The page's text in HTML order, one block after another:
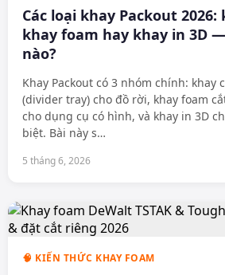
Các loại khay Packout 2026:
khay foam hay khay in 3D
nào?
Khay Packout có 3 nhóm chính: khay
(divider tray) cho đồ rời, khay foam
cho dụng cụ có hình, và khay in 3D
biệt. Bài này s…
5 tháng 6, 2026
🧠 KIẾN THỨC KHAY FOAM